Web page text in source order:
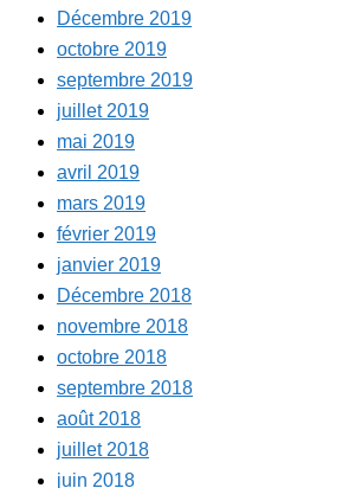
Décembre 2019
octobre 2019
septembre 2019
juillet 2019
mai 2019
avril 2019
mars 2019
février 2019
janvier 2019
Décembre 2018
novembre 2018
octobre 2018
septembre 2018
août 2018
juillet 2018
juin 2018